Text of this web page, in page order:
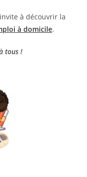
à découvrir la
à domicile.
tous !